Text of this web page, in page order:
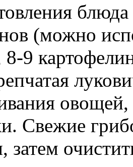
(можно
8-9
овощей,
Свежие
затем